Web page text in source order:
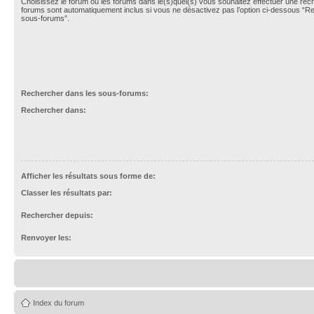
forums sont automatiquement inclus si vous ne désactivez pas l’option ci-dessous
sous-forums”.
Rechercher dans les sous-forums:
Rechercher dans:
Afficher les résultats sous forme de:
Classer les résultats par:
Rechercher depuis:
Renvoyer les:
Index du forum